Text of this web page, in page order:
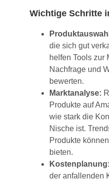
Wichtige Schritte
die sich gut
helfen Tools zur
Nachfrage und
bewerten.
Marktanalyse:
Produkte auf
wie stark die
Nische ist.
Produkte
bieten.
Kostenplanung:
der anfallenden